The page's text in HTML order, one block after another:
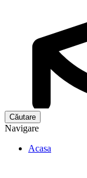
Navigare
Acasa